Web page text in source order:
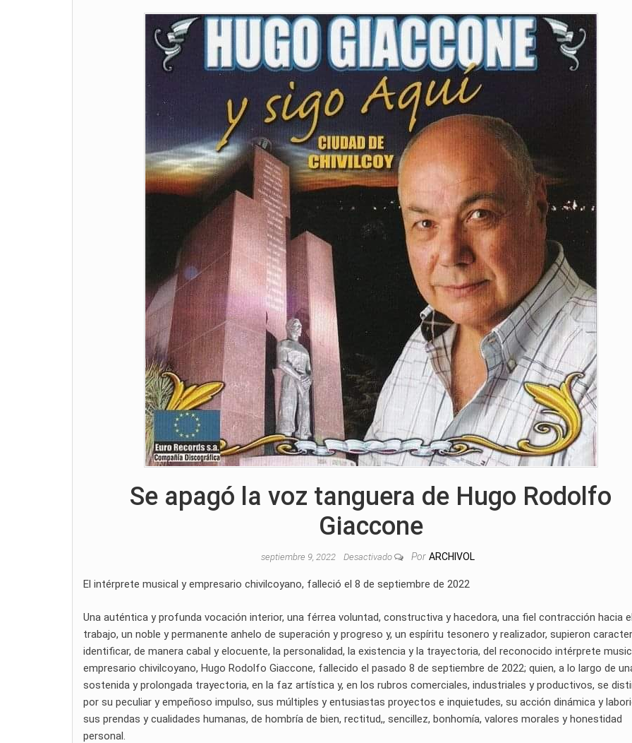
Se apagó la voz tanguera de Hugo Rodolfo
Giaccone
septiembre 9, 2022 Desactivado Por ARCHIVOL
El intérprete musical y empresario chivilcoyano, falleció el 8 de septiembre de 2022
Una auténtica y profunda vocación interior, una férrea voluntad, constructiva y hacedora, una fiel contracción hacia
trabajo, un noble y permanente anhelo de superación y progreso y, un espíritu tesonero y realizador, supieron
identificar, de manera cabal y elocuente, la personalidad, la existencia y la trayectoria, del reconocido intérprete
empresario chivilcoyano, Hugo Rodolfo Giaccone, fallecido el pasado 8 de septiembre de 2022; quien, a lo largo de
sostenida y prolongada trayectoria, en la faz artística y, en los rubros comerciales, industriales y productivos, se
por su peculiar y empeñoso impulso, sus múltiples y entusiastas proyectos e inquietudes, su acción dinámica y
sus prendas y cualidades humanas, de hombría de bien, rectitud,, sencillez, bonhomía, valores morales y honestidad
personal.